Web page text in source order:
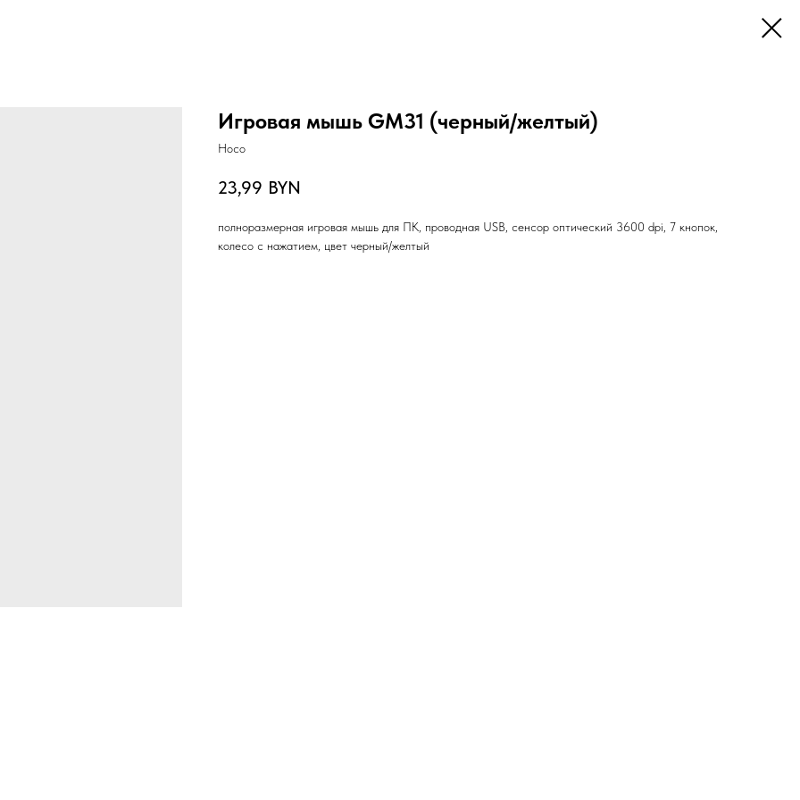
Игровая мышь GM31 (черный/желтый)
Hoco
23,99 BYN
полноразмерная игровая мышь для ПК, проводная USB, сенсор оптический 3600 dpi, 7 кнопок,
колесо с нажатием, цвет черный/желтый